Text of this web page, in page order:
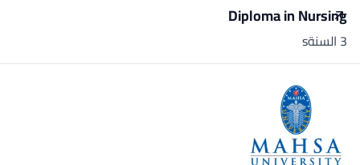
Diploma in Nursing
3 السنةs